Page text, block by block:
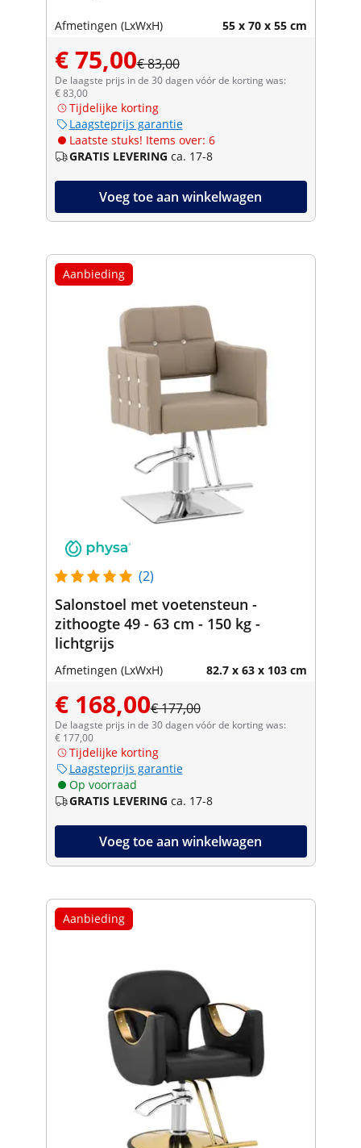
Afmetingen (LxWxH) 55 x 70 x 55 cm
€ 75,00€ 83,00
De laagste prijs in de 30 dagen vóór de korting was:
€ 83,00
Tijdelijke korting
Laagsteprijs garantie
Laatste stuks! Items over: 6
GRATIS LEVERING ca. 17-8
Voeg toe aan winkelwagen
Aanbieding
(2)
Salonstoel met voetensteun -
zithoogte 49 - 63 cm - 150 kg -
lichtgrijs
Afmetingen (LxWxH) 82.7 x 63 x 103 cm
€ 168,00€ 177,00
De laagste prijs in de 30 dagen vóór de korting was:
€ 177,00
Tijdelijke korting
Laagsteprijs garantie
Op voorraad
GRATIS LEVERING ca. 17-8
Voeg toe aan winkelwagen
Aanbieding